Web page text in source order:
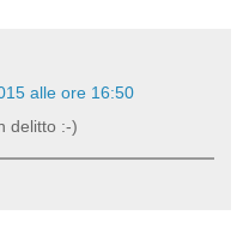
alle ore 16:50
delitto :-)